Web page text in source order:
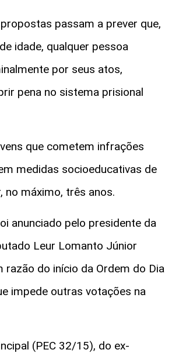
passam a prever que,
idade, qualquer pessoa
por seus atos,
pena no sistema prisional
que cometem infrações
medidas socioeducativas de
no máximo, três anos.
anunciado pelo presidente da
Leur Lomanto Júnior
razão do início da Ordem do Dia
impede outras votações na
(PEC 32/15), do ex-